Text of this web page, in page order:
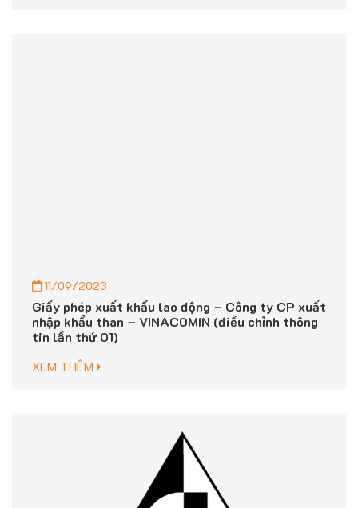
11/09/2023
Giấy phép xuất khẩu lao động – Công ty CP xuất
nhập khẩu than – VINACOMIN (điều chỉnh thông
tin lần thứ 01)
XEM THÊM